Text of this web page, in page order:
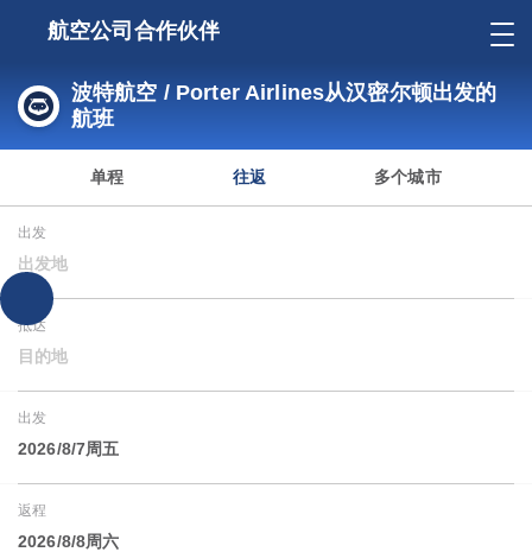
航空公司合作伙伴
波特航空 / Porter Airlines从汉密尔顿出发的
航班
单程 往返 多个城市
出发
出发地
抵达
目的地
出发
2026/8/7周五
返程
2026/8/8周六